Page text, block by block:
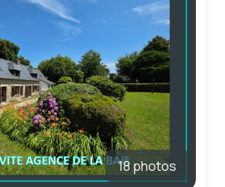
18 photos